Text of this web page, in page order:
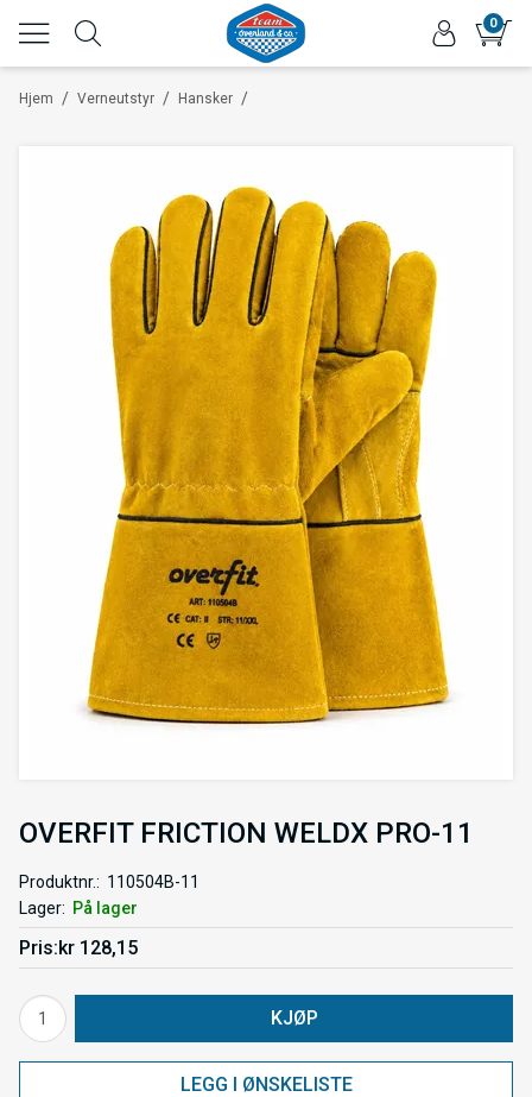
0
/
Hjem /
Verneutstyr /
Hansker
OVERFIT FRICTION WELDX PRO-11
Produktnr.
110504B-11
Lager
På lager
Pris kr 128,15
KJØP
LEGG I ØNSKELISTE